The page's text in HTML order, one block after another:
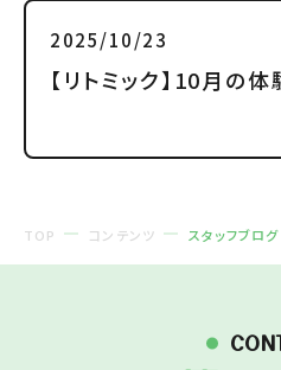
2025/10/23
【リトミック】10月の
TOP コンテンツ スタッフブログ